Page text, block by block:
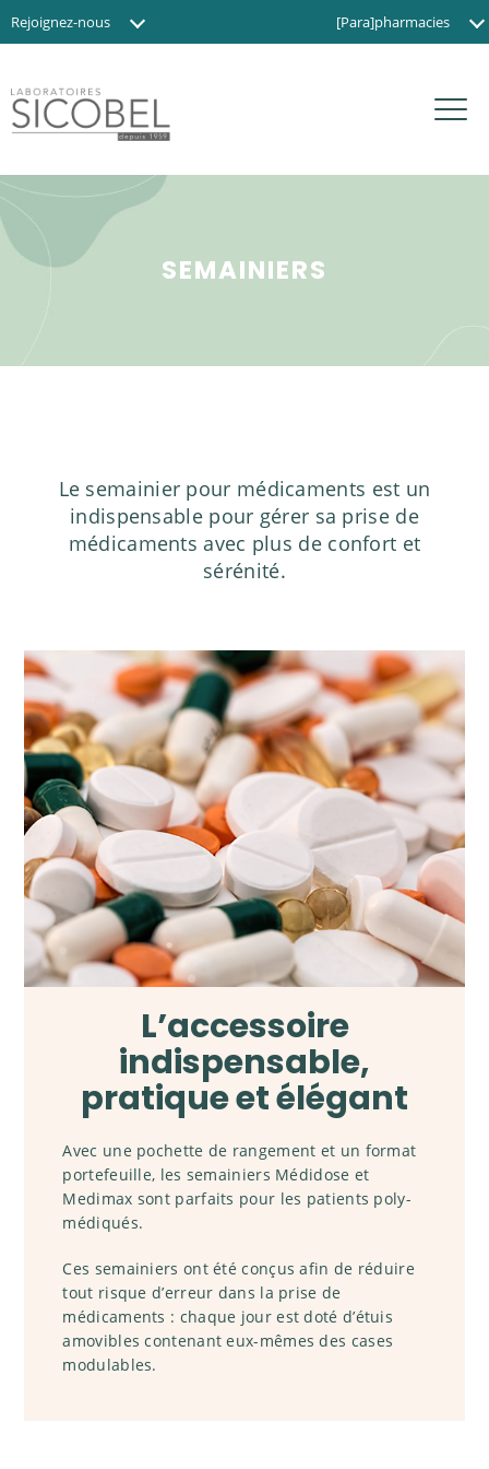
Rejoignez-nous
Contact
[Para]pharmacies
SEMAINIERS
Le semainier pour médicaments est un
indispensable pour gérer sa prise de
médicaments avec plus de confort et
sérénité.
L’accessoire
indispensable,
pratique et élégant
Avec une pochette de rangement et un format
portefeuille, les semainiers Médidose et
Medimax sont parfaits pour les patients poly-
médiqués.
Ces semainiers ont été conçus afin de réduire
tout risque d’erreur dans la prise de
médicaments : chaque jour est doté d’étuis
amovibles contenant eux-mêmes des cases
modulables.